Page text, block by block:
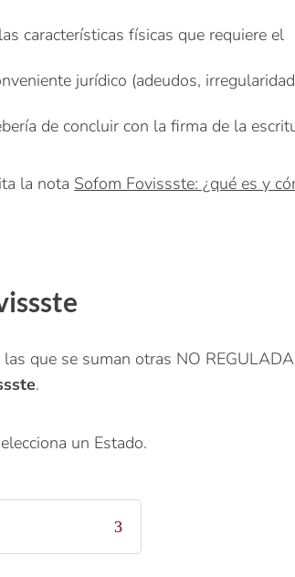
características físicas que requiere el
jurídico (adeudos,
de concluir con la firma de la
la nota Sofom Fovissste: ¿qué es y
las que se suman otras NO
.
un Estado.